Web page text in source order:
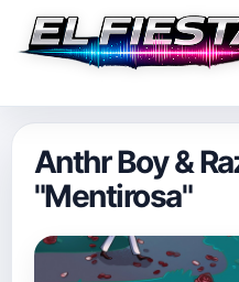
Anthr Boy &
"Mentirosa"